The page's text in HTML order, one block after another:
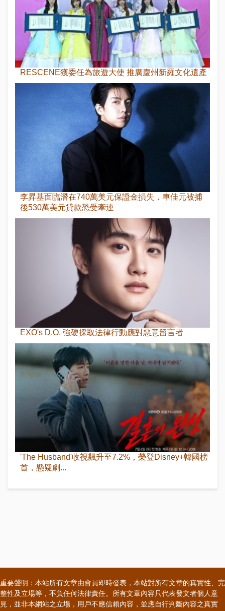
RESCENE獲委任為旅遊大使 推廣慶州新羅文化遺產
李昇基面臨潛在740萬美元保證金損失，車佳元被捕
後530萬美元貸款恐受牽連
EXO's D.O. 強硬採取法律行動應對惡意留言者
'The Husband'收視飆升至7.2%，榮登Disney+韓國榜
首，懸疑劇...
重要聲明：本站所有文章由會員即時發表，本站對所有文章的真實性、完
整性及立場等，不負任何法律責任。所有文章內容只代表發文者個人意
見，並非本網站之立場，用戶不應信賴內容，並應自行判斷內容之真實